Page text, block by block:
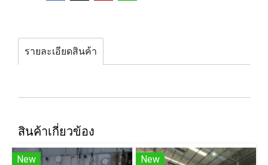
รายละเอียดสินค้า
สินค้าเกี่ยวข้อง
New New